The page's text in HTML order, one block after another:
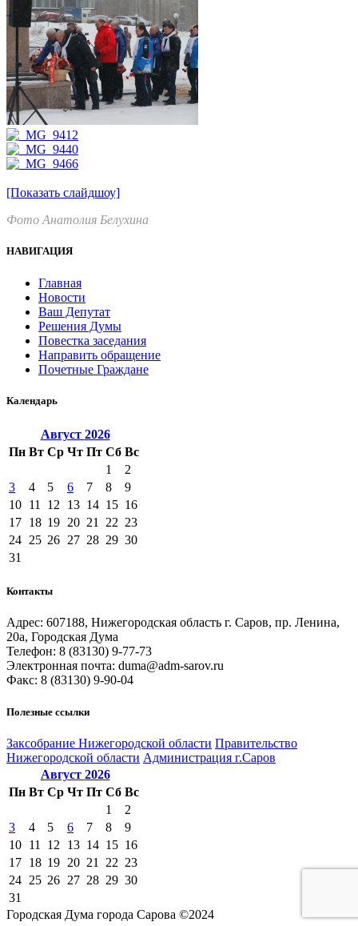
[Показать слайдшоу]
Фото Анатолия Белухина
НАВИГАЦИЯ
Главная
Новости
Ваш Депутат
Решения Думы
Повестка заседания
Направить обращение
Почетные Граждане
Календарь
Август 2026
Пн Вт Ср Чт Пт Сб Вс
1
2
3
4 5 6 7 8
9
10 11 12 13 14 15 16
17 18 19 20 21 22 23
24 25 26 27 28 29 30
31
Контакты
Адрес: 607188, Нижегородская область г. Саров, пр. Ленина,
20а, Городская Дума
Телефон: 8 (83130) 9-77-73
Электронная почта: duma@adm-sarov.ru
Факс: 8 (83130) 9-90-04
Полезные ссылки
Закcобрание Нижегородской области Правительство
Нижегородской области Администрация г.Саров
Август 2026
Пн Вт Ср Чт Пт Сб Вс
1
2
3
4 5 6 7 8
9
10 11 12 13 14 15 16
17 18 19 20 21 22 23
24 25 26 27 28 29 30
31
Городская Дума города Сарова ©2024